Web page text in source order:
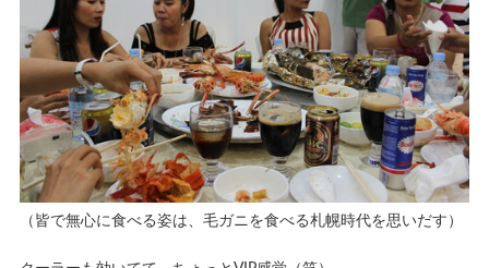
（皆で無心に食べる姿は、毛ガニを食べる札幌時代を思いだす）